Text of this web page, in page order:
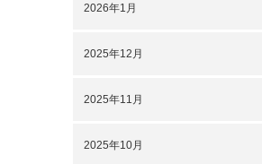
2026年1月
2025年12月
2025年11月
2025年10月